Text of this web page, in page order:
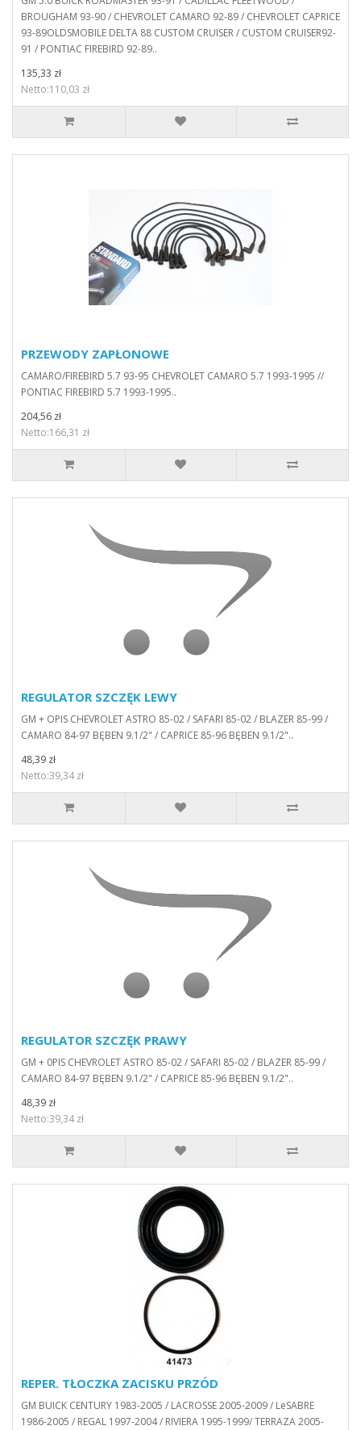
BROUGHAM 93-90 / CHEVROLET CAMARO 92-89 / CHEVROLET CAPRICE
93-89OLDSMOBILE DELTA 88 CUSTOM CRUISER / CUSTOM CRUISER92-
91 / PONTIAC FIREBIRD 92-89..
135,33 zł
Netto:110,03 zł
PRZEWODY ZAPŁONOWE
CAMARO/FIREBIRD 5.7 93-95 CHEVROLET CAMARO 5.7 1993-1995 //
PONTIAC FIREBIRD 5.7 1993-1995..
204,56 zł
Netto:166,31 zł
REGULATOR SZCZĘK LEWY
GM + OPIS CHEVROLET ASTRO 85-02 / SAFARI 85-02 / BLAZER 85-99 /
CAMARO 84-97 BĘBEN 9.1/2" / CAPRICE 85-96 BĘBEN 9.1/2"..
48,39 zł
Netto:39,34 zł
REGULATOR SZCZĘK PRAWY
GM + 0PIS CHEVROLET ASTRO 85-02 / SAFARI 85-02 / BLAZER 85-99 /
CAMARO 84-97 BĘBEN 9.1/2" / CAPRICE 85-96 BĘBEN 9.1/2"..
48,39 zł
Netto:39,34 zł
REPER. TŁOCZKA ZACISKU PRZÓD
GM BUICK CENTURY 1983-2005 / LACROSSE 2005-2009 / LeSABRE
1986-2005 / REGAL 1997-2004 / RIVIERA 1995-1999/ TERRAZA 2005-